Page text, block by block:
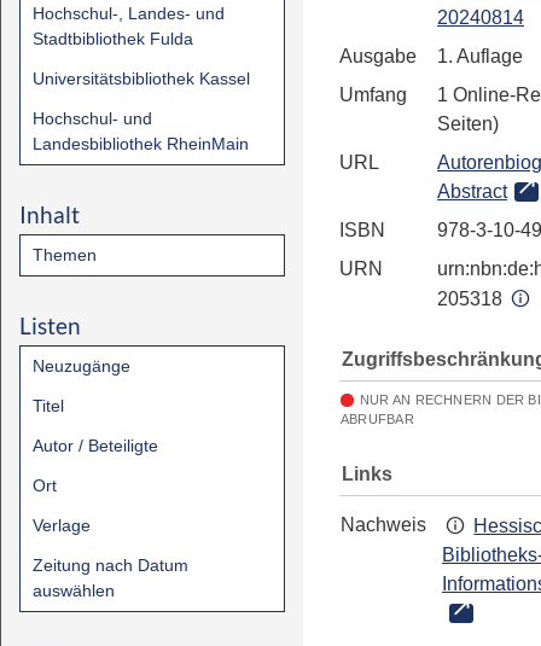
Hochschul-, Landes- und
Stadtbibliothek Fulda
Universitätsbibliothek Kassel
Hochschul- und
Landesbibliothek RheinMain
Inhalt
Themen
Listen
Neuzugänge
Titel
Autor / Beteiligte
Ort
Verlage
Zeitung nach Datum
auswählen
20240814
Ausgabe
1. Auflage
Umfang
1 Online-
Seiten)
URL
Abstract
ISBN
978-3-10-
URN
205318
NUR AN RECHNERN DER
ABRUFBAR
Links
Nachweis